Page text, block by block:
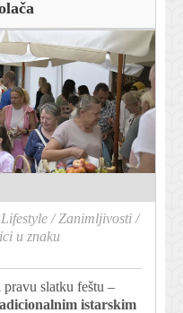
Lifestyle /Zanimljivosti /
u znaku
slatku feštu –
istarskim